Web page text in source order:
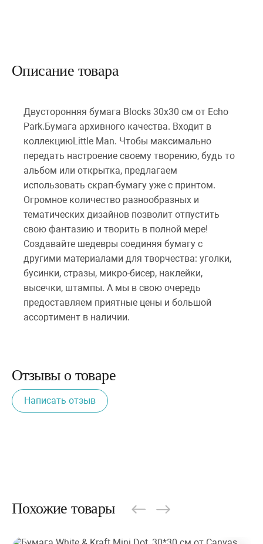
Описание товара
Двусторонняя бумага Blocks 30х30 см от Echo
Park.Бумага архивного качества. Входит в
коллекциюLittle Man. Чтобы максимально
передать настроение своему творению, будь то
альбом или открытка, предлагаем
использовать скрап-бумагу уже с принтом.
Огромное количество разнообразных и
тематических дизайнов позволит отпустить
свою фантазию и творить в полной мере!
Создавайте шедевры соединяя бумагу с
другими материалами для творчества: уголки,
бусинки, стразы, микро-бисер, наклейки,
высечки, штампы. А мы в свою очередь
предоставляем приятные цены и большой
ассортимент в наличии.
Отзывы о товаре
Написать отзыв
Похожие товары